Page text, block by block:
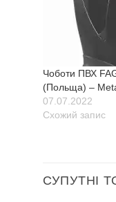
Чоботи ПВХ
(Польща) –
07.07.2022
Схожий запис
СУПУТНІ